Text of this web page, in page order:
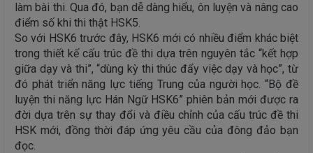
làm bài thi. Qua đó, bạn dễ dàng hiểu, ôn luyện và nâng cao
điểm số khi thi thật HSK5.
So với HSK6 trước đây, HSK6 mới có nhiều điểm khác biệt
trong thiết kế cấu trúc đề thi dựa trên nguyên tắc “kết hợp
giữa dạy và thi”, “dùng kỳ thi thúc đẩy việc dạy và học”, từ
đó phát triển năng lực tiếng Trung của người học. “Bộ đề
luyện thi năng lực Hán Ngữ HSK6” phiên bản mới được ra
đời dựa trên sự thay đổi và điều chỉnh của cấu trúc đề thi
HSK mới, đồng thời đáp ứng yêu cầu của đông đảo bạn
đọc.